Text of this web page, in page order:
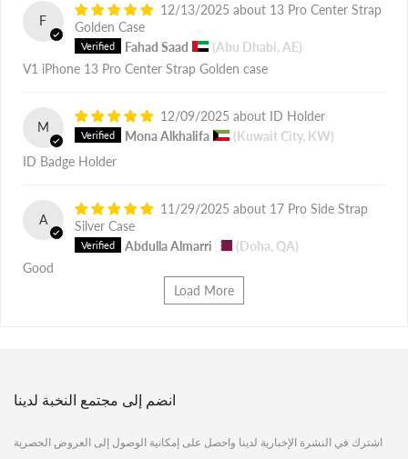
F
12/13/2025
13 Pro Center Strap
Golden Case
Fahad Saad
(Abu Dhabi, AE)
V1 iPhone 13 Pro Center Strap Golden case
M
12/09/2025
ID Holder
Mona Alkhalifa
(Kuwait City, KW)
ID Badge Holder
A
11/29/2025
17 Pro Side Strap
Silver Case
Abdulla Almarri
(Doha, QA)
Good
Load More
انضم إلى مجتمع النخبة لدينا
اشترك في النشرة الإخبارية لدينا واحصل على إمكانية الوصول إلى العروض الحصرية